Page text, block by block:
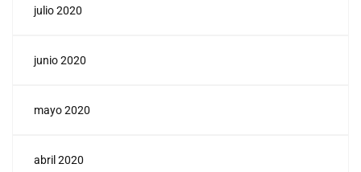
julio 2020
junio 2020
mayo 2020
abril 2020